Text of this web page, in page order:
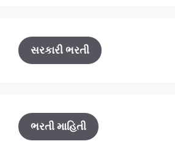
સરકારી ભરતી
ભરતી માહિતી